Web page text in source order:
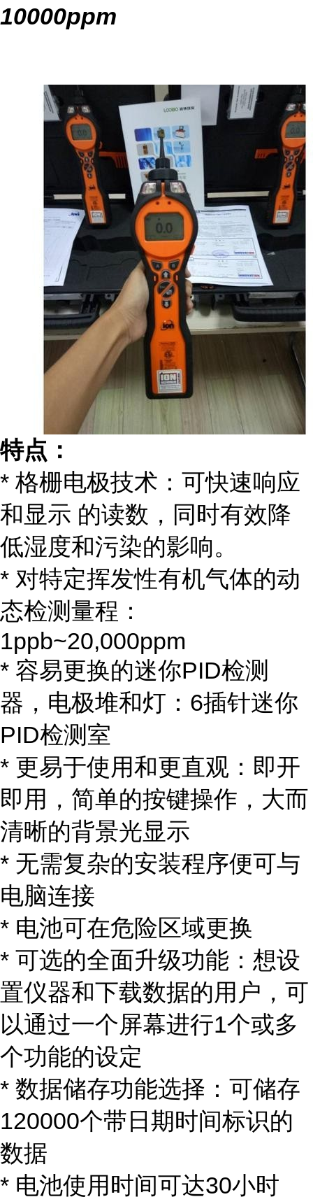
10000ppm
特点：
* 格栅电极技术：可快速响应
和显示 的读数，同时有效降
低湿度和污染的影响。
* 对特定挥发性有机气体的动
态检测量程：
1ppb~20,000ppm
* 容易更换的迷你PID检测
器，电极堆和灯：6插针迷你
PID检测室
* 更易于使用和更直观：即开
即用，简单的按键操作，大而
清晰的背景光显示
* 无需复杂的安装程序便可与
电脑连接
* 电池可在危险区域更换
* 可选的全面升级功能：想设
置仪器和下载数据的用户，可
以通过一个屏幕进行1个或多
个功能的设定
* 数据储存功能选择：可储存
120000个带日期时间标识的
数据
* 电池使用时间可达30小时